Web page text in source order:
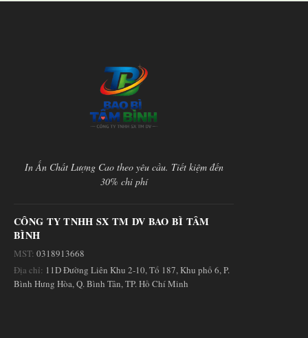
In Ấn Chất Lượng Cao theo yêu cầu. Tiết kiệm đến
30% chi phí
CÔNG TY TNHH SX TM DV BAO BÌ TÂM
BÌNH
MST: 0318913668
Địa chỉ: 11D Đường Liên Khu 2-10, Tổ 187, Khu phố 6, P.
Bình Hưng Hòa, Q. Bình Tân, TP. Hồ Chí Minh